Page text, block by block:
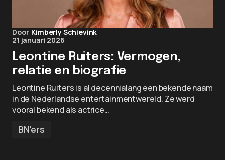
Door Kimberly Schievink
21 januari 2026
Leontine Ruiters: Vermogen,
relatie en biografie
Leontine Ruiters is al decennialang een bekende naam
in de Nederlandse entertainmentwereld. Ze werd
vooral bekend als actrice…
BN'ers